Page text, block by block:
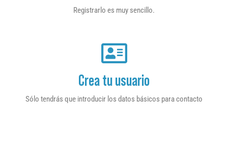
Registrarlo es muy sencillo.
Crea tu usuario
Sólo tendrás que introducir los datos básicos para contacto